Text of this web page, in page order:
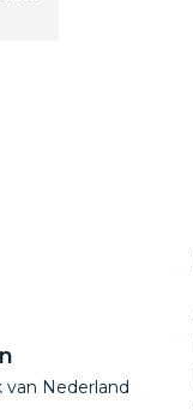
van Nederland